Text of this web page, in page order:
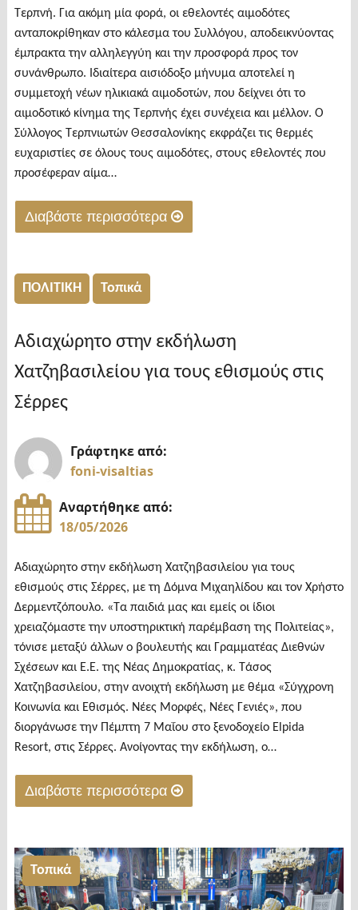
Τερπνή. Για ακόμη μία φορά, οι εθελοντές αιμοδότες
ανταποκρίθηκαν στο κάλεσμα του Συλλόγου, αποδεικνύοντας
έμπρακτα την αλληλεγγύη και την προσφορά προς τον
συνάνθρωπο. Ιδιαίτερα αισιόδοξο μήνυμα αποτελεί η
συμμετοχή νέων ηλικιακά αιμοδοτών, που δείχνει ότι το
αιμοδοτικό κίνημα της Τερπνής έχει συνέχεια και μέλλον. Ο
Σύλλογος Τερπνιωτών Θεσσαλονίκης εκφράζει τις θερμές
ευχαριστίες σε όλους τους αιμοδότες, στους εθελοντές που
προσέφεραν αίμα…
Διαβάστε περισσότερα
αιμοδοσία
Συλλόγου
Τερπνιωτών
ΠΟΛΙΤΙΚΗ Τοπικά
Αδιαχώρητο στην εκδήλωση
Χατζηβασιλείου για τους εθισμούς στις
Σέρρες
Γράφτηκε από:
foni-visaltias
Αναρτήθηκε από:
18/05/2026
Αδιαχώρητο στην εκδήλωση Χατζηβασιλείου για τους
εθισμούς στις Σέρρες, με τη Δόμνα Μιχαηλίδου και τον Χρήστο
Δερμεντζόπουλο. «Τα παιδιά μας και εμείς οι ίδιοι
χρειαζόμαστε την υποστηρικτική παρέμβαση της Πολιτείας»,
τόνισε μεταξύ άλλων ο βουλευτής και Γραμματέας Διεθνών
Σχέσεων και Ε.Ε. της Νέας Δημοκρατίας, κ. Τάσος
Χατζηβασιλείου, στην ανοιχτή εκδήλωση με θέμα «Σύγχρονη
Κοινωνία και Εθισμός. Νέες Μορφές, Νέες Γενιές», που
διοργάνωσε την Πέμπτη 7 Μαΐου στο ξενοδοχείο Elpida
Resort, στις Σέρρες. Ανοίγοντας την εκδήλωση, ο…
Διαβάστε περισσότερα
εκδήλωση
Χατζηβασιλείου
για
Τοπικά